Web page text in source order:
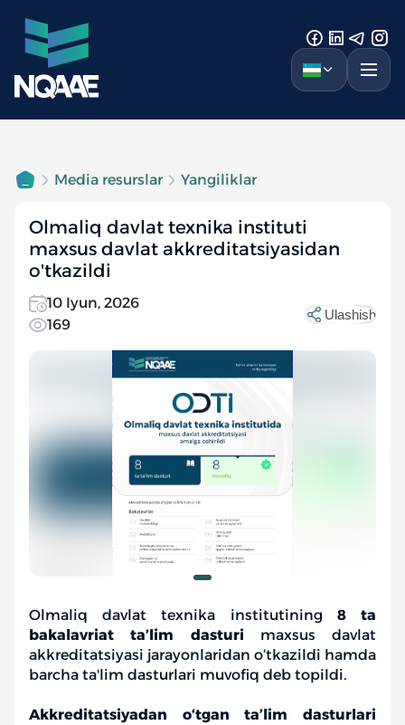
Media resurslar Yangiliklar
Olmaliq davlat texnika instituti
maxsus davlat akkreditatsiyasidan
o'tkazildi
10 Iyun, 2026
169
Ulashish
Olmaliq davlat texnika institutining 8 ta
bakalavriat ta’lim dasturi maxsus davlat
akkreditatsiyasi jarayonlaridan o‘tkazildi hamda
barcha ta'lim dasturlari muvofiq deb topildi.
Akkreditatsiyadan o‘tgan ta’lim dasturlari